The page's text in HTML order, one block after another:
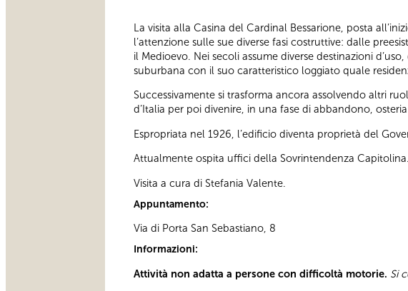
La visita alla Casina del Cardinal Bessarione, posta
l’attenzione sulle sue diverse fasi costruttive: dalle
il Medioevo. Nei secoli assume diverse destinazioni
suburbana con il suo caratteristico loggiato quale
Successivamente si trasforma ancora assolvendo altri
d’Italia per poi divenire, in una fase di abbandono,
Espropriata nel 1926, l’edificio diventa proprietà del
Attualmente ospita uffici della Sovrintendenza Capitolina.
Visita a cura di Stefania Valente.
Appuntamento:
Via di Porta San Sebastiano, 8
Informazioni:
Attività non adatta a persone con difficoltà motorie. Si